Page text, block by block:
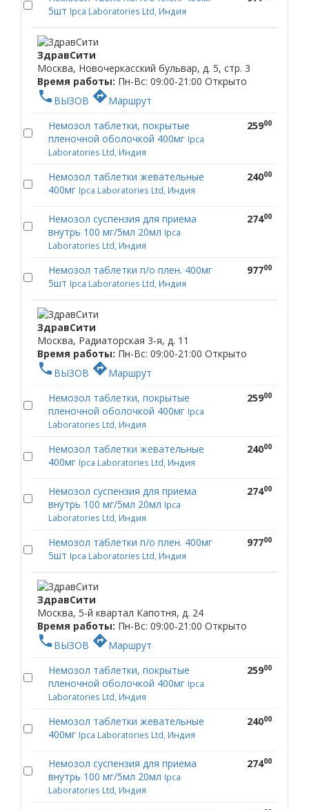
5шт Ipca Laboratories Ltd, Индия
ЗдравСити
Москва, Новочеркасский бульвар, д. 5, стр. 3
Время работы: Пн-Вс: 09:00-21:00 Открыто
phone ВЫЗОВ directionsМаршрут
Немозол таблетки, покрытые
пленочной оболочкой 400мг Ipca
Laboratories Ltd, Индия
25900
Немозол таблетки жевательные
400мг Ipca Laboratories Ltd, Индия
24000
Немозол суспензия для приема
внутрь 100 мг/5мл 20мл Ipca
Laboratories Ltd, Индия
27400
Немозол таблетки п/о плен. 400мг
5шт Ipca Laboratories Ltd, Индия
97700
ЗдравСити
Москва, Радиаторская 3-я, д. 11
Время работы: Пн-Вс: 09:00-21:00 Открыто
phone ВЫЗОВ directionsМаршрут
Немозол таблетки, покрытые
пленочной оболочкой 400мг Ipca
Laboratories Ltd, Индия
25900
Немозол таблетки жевательные
400мг Ipca Laboratories Ltd, Индия
24000
Немозол суспензия для приема
внутрь 100 мг/5мл 20мл Ipca
Laboratories Ltd, Индия
27400
Немозол таблетки п/о плен. 400мг
5шт Ipca Laboratories Ltd, Индия
97700
ЗдравСити
Москва, 5-й квартал Капотня, д. 24
Время работы: Пн-Вс: 09:00-21:00 Открыто
phone ВЫЗОВ directionsМаршрут
Немозол таблетки, покрытые
пленочной оболочкой 400мг Ipca
Laboratories Ltd, Индия
25900
Немозол таблетки жевательные
400мг Ipca Laboratories Ltd, Индия
24000
Немозол суспензия для приема
внутрь 100 мг/5мл 20мл Ipca
Laboratories Ltd, Индия
27400